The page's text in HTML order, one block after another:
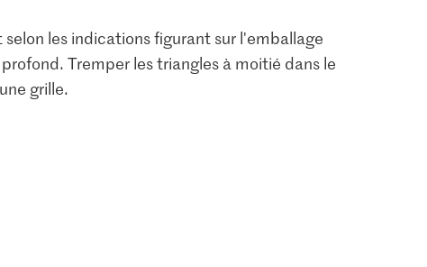
les indications figurant sur l'emballage
Tremper les triangles à moitié dans le
grille.